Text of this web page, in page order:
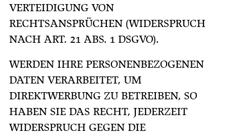
VERTEIDIGUNG VON
RECHTSANSPRÜCHEN (WIDERSPRUCH
NACH ART. 21 ABS. 1 DSGVO).
WERDEN IHRE PERSONENBEZOGENEN
DATEN VERARBEITET, UM
DIREKTWERBUNG ZU BETREIBEN, SO
HABEN SIE DAS RECHT, JEDERZEIT
WIDERSPRUCH GEGEN DIE